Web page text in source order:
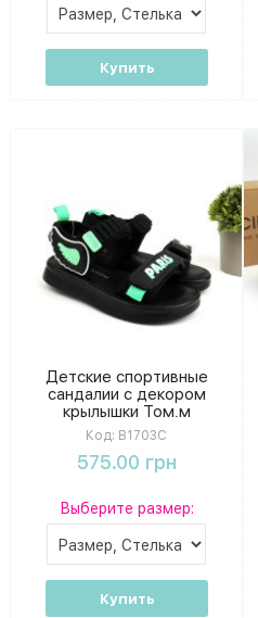
Купить
Детские спортивные
сандалии с декором
крылышки Том.м
Код: B1703C
575.00 грн
Выберите размер:
Купить